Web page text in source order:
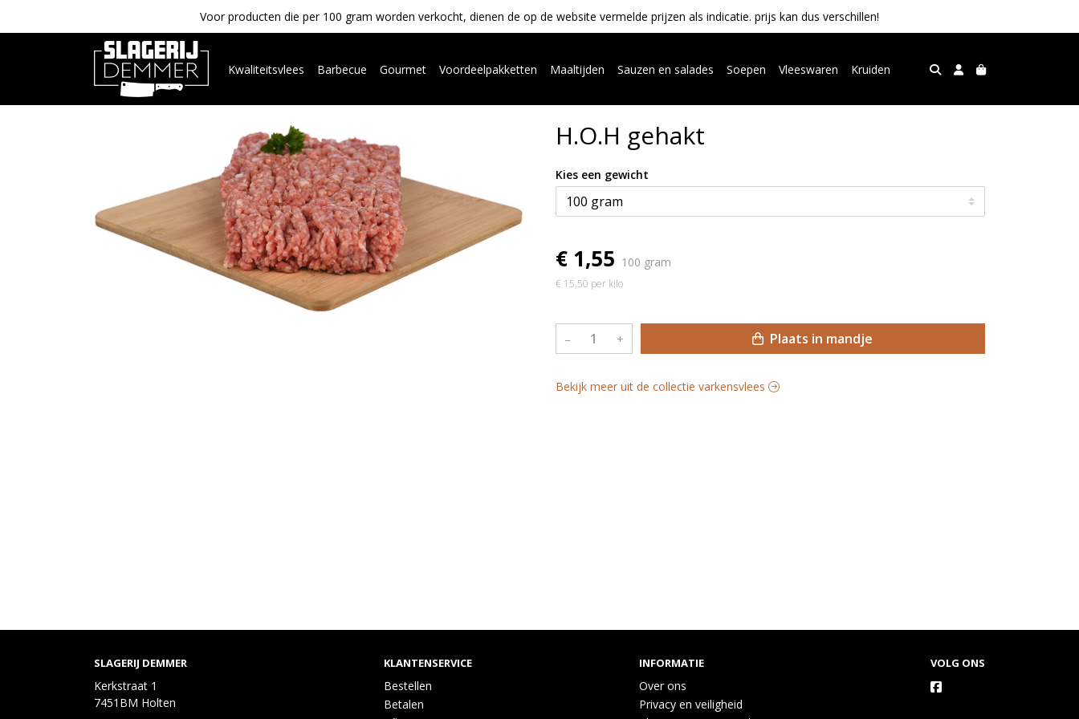
Voor producten die per 100 gram worden verkocht, dienen de op de website vermelde prijzen als indicatie. prijs kan dus verschillen!
Kwaliteitsvlees Barbecue Gourmet Voordeelpakketten Maaltijden Sauzen en salades Soepen Vleeswaren Kruiden
H.O.H gehakt
Kies een gewicht
€ 1,55 100 gram
€ 15,50 per kilo
– + Plaats in mandje
Bekijk meer uit de collectie varkensvlees
SLAGERIJ DEMMER
Kerkstraat 1
7451BM Holten
KLANTENSERVICE
Bestellen
Betalen
INFORMATIE
Over ons
Privacy en veiligheid
VOLG ONS